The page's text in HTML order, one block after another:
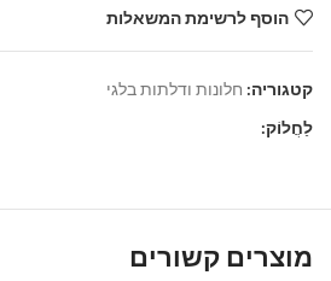
הוסף לרשימת המשאלות
קטגוריה: חלונות ודלתות בלגי
לַחֲלוֹק:
מוצרים קשורים